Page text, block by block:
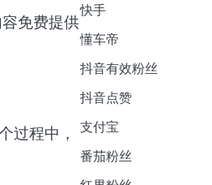
免费提供
过程中，
快手
懂车帝
抖音有效粉丝
抖音点赞
支付宝
番茄粉丝